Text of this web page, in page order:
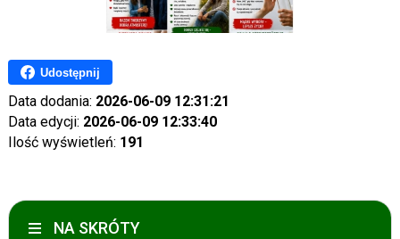
Udostępnij
Data dodania: 2026-06-09 12:31:21
Data edycji: 2026-06-09 12:33:40
Ilość wyświetleń: 191
NA SKRÓTY